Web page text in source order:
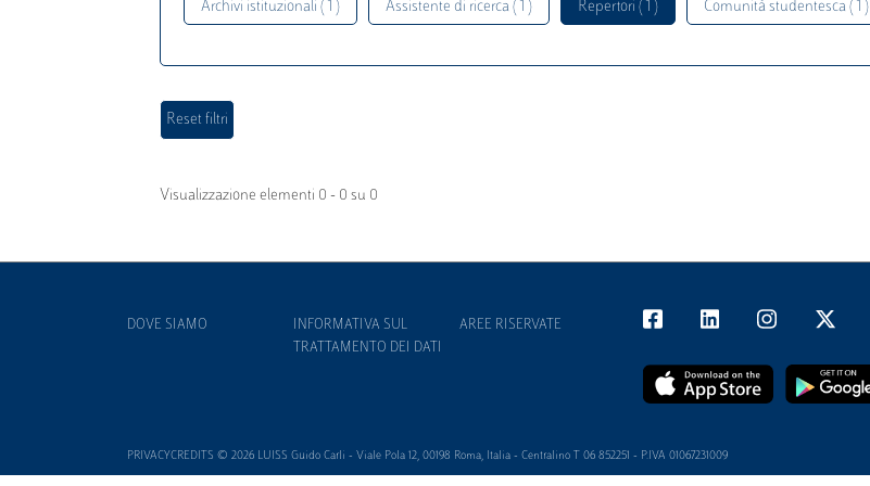
Archivi istituzionali ( 1 ) Assistente di ricerca ( 1 ) Repertori ( 1 ) Comunità studentesca ( 1 )
Visualizzazione elementi 0 - 0 su 0
DOVE SIAMO
INFORMATIVA SUL
TRATTAMENTO DEI DATI
AREE RISERVATE
PRIVACYCREDITS © 2026 LUISS Guido Carli - Viale Pola 12, 00198 Roma, Italia - Centralino T 06 852251 - P.IVA 01067231009